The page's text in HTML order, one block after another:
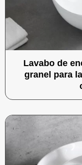
Lavabo de
granel para